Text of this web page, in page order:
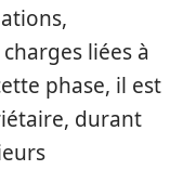
liées à
phase, il est
durant